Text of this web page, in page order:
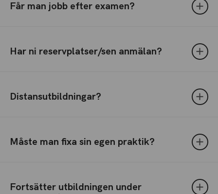
Får man jobb efter examen?
Har ni reservplatser/sen anmälan?
Distansutbildningar?
Måste man fixa sin egen praktik?
Fortsätter utbildningen under